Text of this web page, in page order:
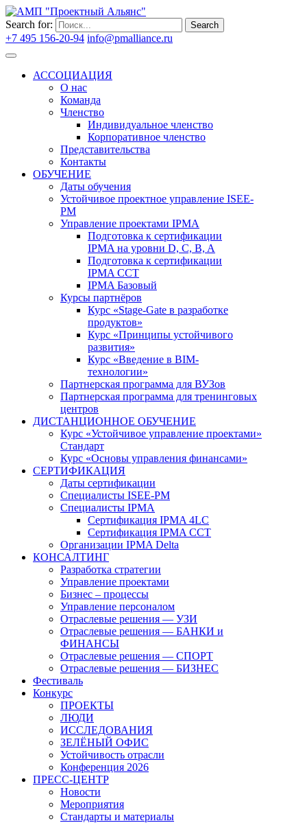
Search for: Search
+7 495 156-20-94 info@pmalliance.ru
АССОЦИАЦИЯ
О нас
Команда
Членство
Индивидуальное членство
Корпоративное членство
Представительства
Контакты
ОБУЧЕНИЕ
Даты обучения
Устойчивое проектное управление ISEE-
PM
Управление проектами IPMA
Подготовка к сертификации
IPMA на уровни D, C, B, A
Подготовка к сертификации
IPMA CCT
IPMA Базовый
Курсы партнёров
Курс «Stage-Gate в разработке
продуктов»
Курс «Принципы устойчивого
развития»
Курс «Введение в BIM-
технологии»
Партнерская программа для ВУЗов
Партнерская программа для тренинговых
центров
ДИСТАНЦИОННОЕ ОБУЧЕНИЕ
Курс «Устойчивое управление проектами»
Стандарт
Курс «Основы управления финансами»
СЕРТИФИКАЦИЯ
Даты сертификации
Специалисты ISEE-PM
Специалисты IPMA
Сертификация IPMA 4LC
Сертификация IPMA CCT
Организации IPMA Delta
КОНСАЛТИНГ
Разработка стратегии
Управление проектами
Бизнес – процессы
Управление персоналом
Отраслевые решения — УЗИ
Отраслевые решения — БАНКИ и
ФИНАНСЫ
Отраслевые решения — СПОРТ
Отраслевые решения — БИЗНЕС
Фестиваль
Конкурс
ПРОЕКТЫ
ЛЮДИ
ИССЛЕДОВАНИЯ
ЗЕЛЁНЫЙ ОФИС
Устойчивость отрасли
Конференция 2026
ПРЕСС-ЦЕНТР
Новости
Мероприятия
Стандарты и материалы